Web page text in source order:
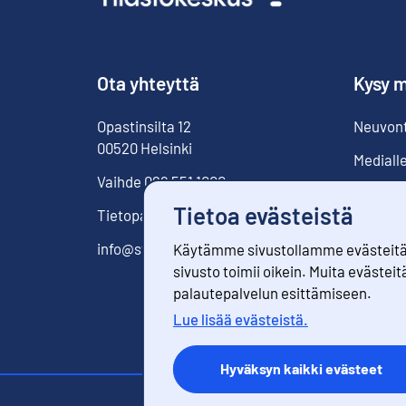
Tietoa evästeistä
Käytämme sivustollamme
sivusto toimii oikein. Muita
palautepalvelun esittämiseen.
Lue lisää evästeistä.
Hyväksyn kaikki evästeet
Ota yhteyttä
Opastinsilta 12
00520 Helsinki
Vaihde 029 551 1000
Tietopalvelu029 551 2220
info@stat.fi
Kysy